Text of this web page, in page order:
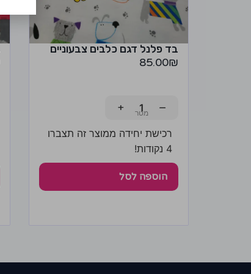
בד פלנל דגם כלבים צבעוניים
85.00₪
−
+
רכישת יחידה ממוצר זה תצברו
4 נקודות!
הוספה לסל